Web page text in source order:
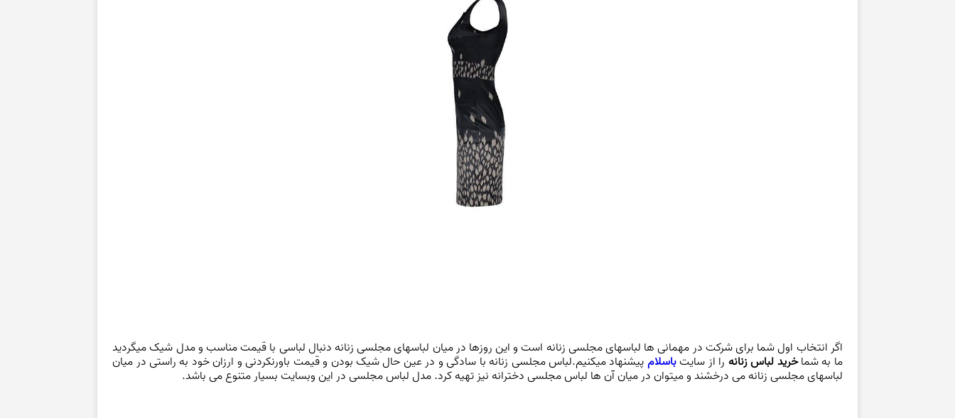
اگر انتخاب اول شما برای شرکت در مهمانی ها لباسهای مجلسی زنانه است و این روزها در میان لباسهای مجلسی زنانه دنبال لباسی با قیمت مناسب و مدل شیک میگردید
ما به شماخرید لباس زنانه را از سایت باسلام پیشنهاد میکنیم.لباس مجلسی زنانه با سادگی و در عین حال شیک بودن و قیمت باورنکردنی و ارزان خود به راستی در میان
لباسهای مجلسی زنانه می درخشند و میتوان در میان آن ها لباس مجلسی دخترانه نیز تهیه کرد. مدل لباس مجلسی در این وبسایت بسیار متنوع می باشد.